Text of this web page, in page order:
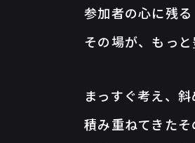
参加者の心に残る
その場が、もっと
まっすぐ考え、斜
積み重ねてきたそ